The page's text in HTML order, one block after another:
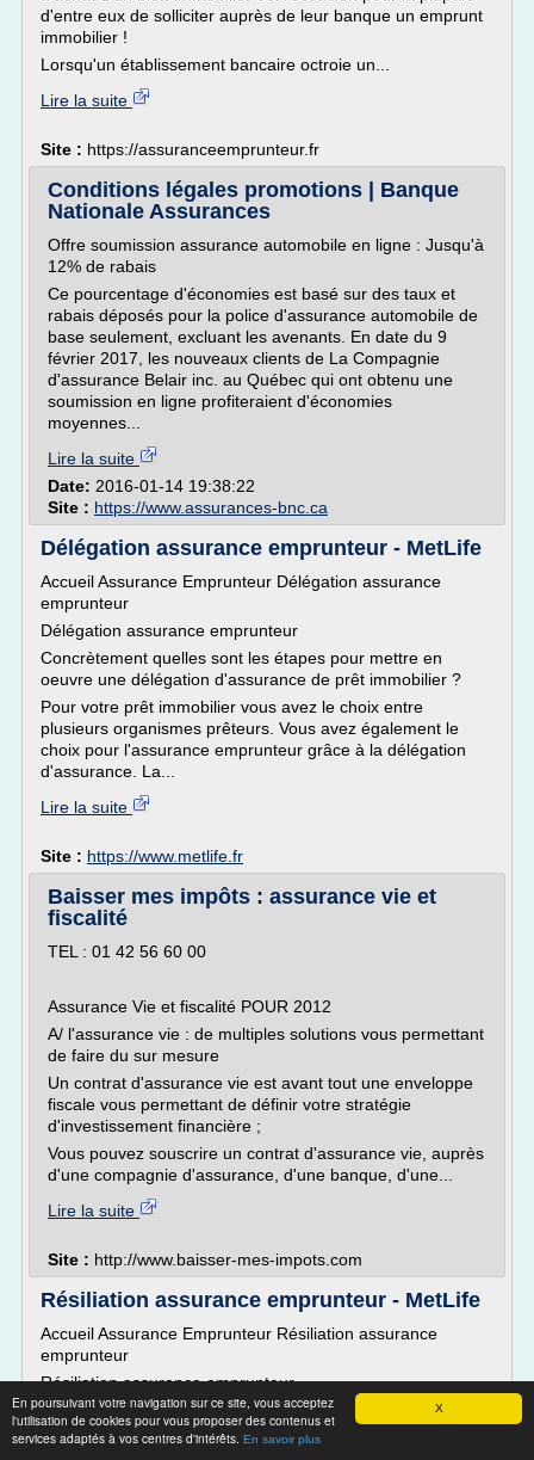
X
En poursuivant votre navigation sur ce site, vous acceptez
l'utilisation de cookies pour vous proposer des contenus et
services adaptés à vos centres d'intérêts. En savoir plus
d'entre eux de solliciter auprès de leur banque un emprunt
immobilier !
Lorsqu'un établissement bancaire octroie un...
Lire la suite
Site : https://assuranceemprunteur.fr
Conditions légales promotions | Banque
Nationale Assurances
Offre soumission assurance automobile en ligne : Jusqu'à
12% de rabais
Ce pourcentage d'économies est basé sur des taux et
rabais déposés pour la police d'assurance automobile de
base seulement, excluant les avenants. En date du 9
février 2017, les nouveaux clients de La Compagnie
d'assurance Belair inc. au Québec qui ont obtenu une
soumission en ligne profiteraient d'économies
moyennes...
Lire la suite
Date: 2016-01-14 19:38:22
Site : https://www.assurances-bnc.ca
Délégation assurance emprunteur - MetLife
Accueil Assurance Emprunteur Délégation assurance
emprunteur
Délégation assurance emprunteur
Concrètement quelles sont les étapes pour mettre en
oeuvre une délégation d'assurance de prêt immobilier ?
Pour votre prêt immobilier vous avez le choix entre
plusieurs organismes prêteurs. Vous avez également le
choix pour l'assurance emprunteur grâce à la délégation
d'assurance. La...
Lire la suite
Site : https://www.metlife.fr
Baisser mes impôts : assurance vie et
fiscalité
TEL : 01 42 56 60 00
Assurance Vie et fiscalité POUR 2012
A/ l'assurance vie : de multiples solutions vous permettant
de faire du sur mesure
Un contrat d'assurance vie est avant tout une enveloppe
fiscale vous permettant de définir votre stratégie
d'investissement financière ;
Vous pouvez souscrire un contrat d'assurance vie, auprès
d'une compagnie d'assurance, d'une banque, d'une...
Lire la suite
Site : http://www.baisser-mes-impots.com
Résiliation assurance emprunteur - MetLife
Accueil Assurance Emprunteur Résiliation assurance
emprunteur
Résiliation assurance emprunteur
Quelles sont les étapes à respecter pour résilier votre
assurance emprunteur ?